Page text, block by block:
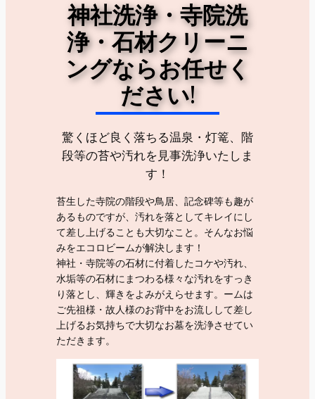
神社洗浄・寺院洗
浄・石材クリーニ
ングならお任せく
ださい!
驚くほど良く落ちる温泉・灯篭、階
段等の苔や汚れを見事洗浄いたしま
す！
苔生した寺院の階段や鳥居、記念碑等も趣が
あるものですが、汚れを落としてキレイにし
て差し上げることも大切なこと。そんなお悩
みをエコロビームが解決します！
神社・寺院等の石材に付着したコケや汚れ、
水垢等の石材にまつわる様々な汚れをすっき
り落とし、輝きをよみがえらせます。ームは
ご先祖様・故人様のお背中をお流しして差し
上げるお気持ちで大切なお墓を洗浄させてい
ただきます。